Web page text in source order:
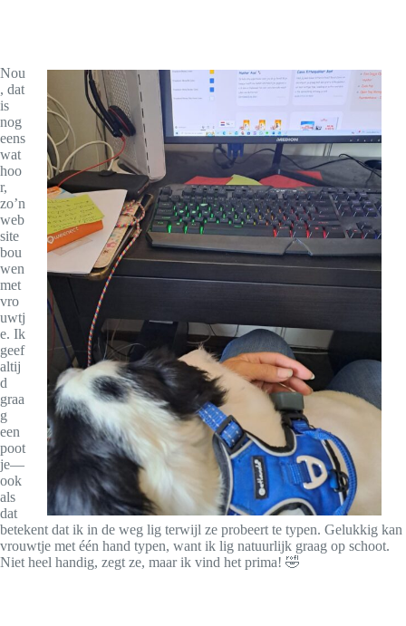
Nou
, dat
is
nog
eens
wat
hoo
r,
zo’n
web
site
bou
wen
met
vro
uwtj
e. Ik
geef
altij
d
graa
g
een
poot
je—
ook
als
dat
betekent dat ik in de weg lig terwijl ze probeert te typen. Gelukkig kan
vrouwtje met één hand typen, want ik lig natuurlijk graag op schoot.
Niet heel handig, zegt ze, maar ik vind het prima! 🤣